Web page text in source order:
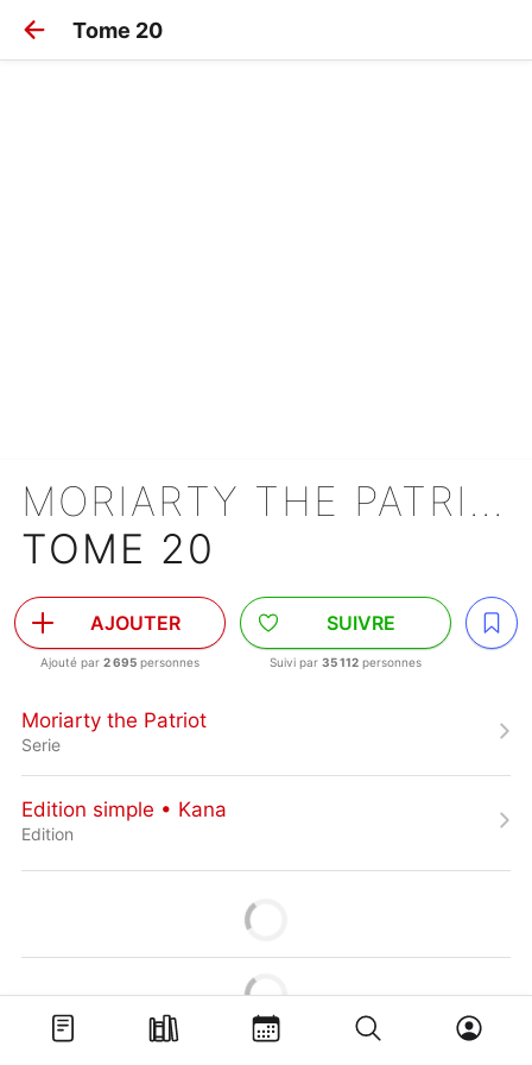
Tome 20
MORIARTY THE PATRIOT
TOME 20
AJOUTER
Ajouté par 2 695 personnes
SUIVRE
Suivi par 35 112 personnes
Moriarty the Patriot
Serie
Edition simple • Kana
Edition